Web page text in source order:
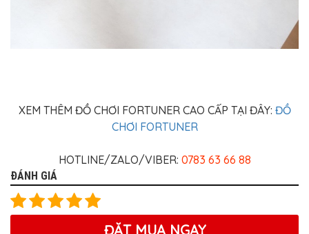
XEM THÊM ĐỒ CHƠI FORTUNER CAO CẤP TẠI ĐÂY: ĐỒ
CHƠI FORTUNER
HOTLINE/ZALO/VIBER: 0783 63 66 88
ĐÁNH GIÁ
ĐẶT MUA NGAY